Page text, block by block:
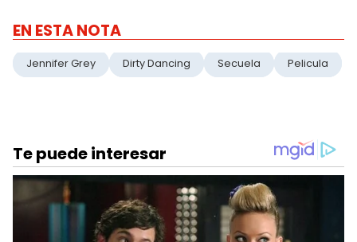
EN ESTA NOTA
Jennifer Grey Dirty Dancing Secuela Pelicula